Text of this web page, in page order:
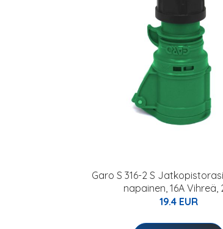
Garo S 316-2 S
napainen, 16A Vihreä,
19.4 EUR